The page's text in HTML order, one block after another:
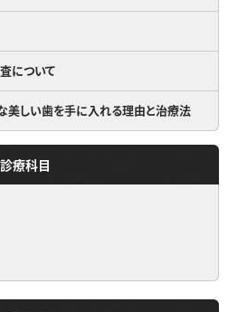
について
美しい歯を手に入れる理由と治療法
診療科目